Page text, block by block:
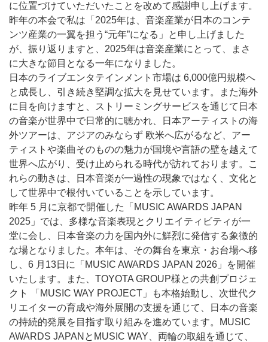
に位置づけていただいたことを改めて感謝申し上げます。
昨年の本会で私は「2025年は、音楽産業が日本のコンテ
ンツ産業の一翼を担う“元年”になる」と申し上げました
が、振り返りますと、2025年は音楽産業にとって、まさ
に大きな節目となる一年になりました。
日本のライブエンタテインメント市場は 6,000億円規模へ
と成長し、引き続き堅調な拡大を見せています。また海外
に目を向けますと、ストリーミングサービスを通じて日本
の音楽が世界中で日常的に聴かれ、日本アーティストの海
外ツアーは、アジアのみならず 欧米へ広がるなど、アー
ティストや楽曲そのものの魅力が国境や言語の壁を越えて
世界へ広がり、受け止められる時代が訪れております。こ
れらの動きは、日本音楽が一過性の現象ではなく、文化と
して世界中で根付いていることを示しています。
昨年 5 月に京都で開催した「MUSIC AWARDS JAPAN
2025」では、多様な音楽表現とクリエイティビティが一
堂に会し、日本音楽の力を国内外に鮮烈に発信する象徴的
な場となりました。本年は、その舞台を東京・お台場へ移
し、6 月13日に「MUSIC AWARDS JAPAN 2026」を開催
いたします。また、TOYOTA GROUP様との共創プロジェ
クト 「MUSIC WAY PROJECT」も本格始動し、次世代ク
リエイターの育成や海外展開の支援を通じて、日本の音楽
の持続的発展を目指す取り組みを進めています。MUSIC
AWARDS JAPANとMUSIC WAY、両輪の取組を通じて、